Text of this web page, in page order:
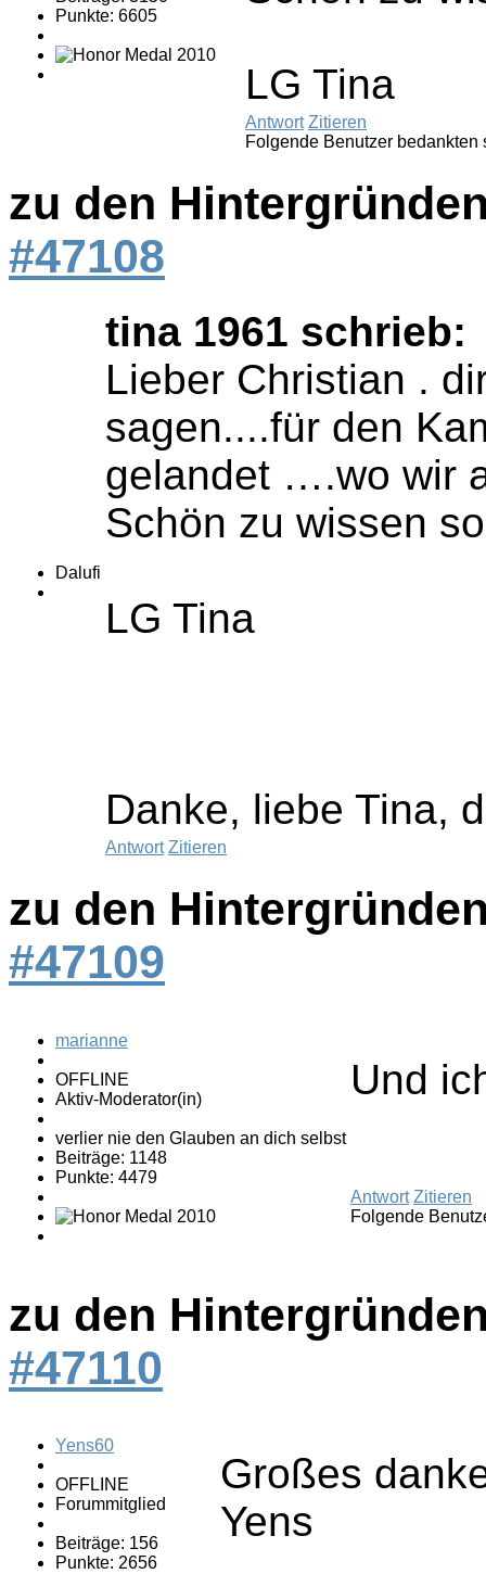
Punkte: 6605
LG Tina
Antwort Zitieren
Folgende Benutzer bedankten
zu den
#47108
Dalufi
tina 1961 schrieb:
Lieber Christian .
sagen....für den
gelandet ….wo wir
Schön zu wissen
LG Tina
Danke, liebe Tina,
Antwort Zitieren
zu den
#47109
marianne
OFFLINE
Aktiv-Moderator(in)
verlier nie den Glauben an dich selbst
Beiträge: 1148
Punkte: 4479
Und
Antwort Zitieren
Folgende
zu den
#47110
Yens60
OFFLINE
Forummitglied
Beiträge: 156
Punkte: 2656
Großes
Yens